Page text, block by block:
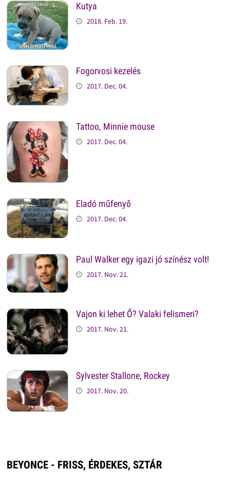
Kutya
2018. Feb. 19.
Fogorvosi kezelés
2017. Dec. 04.
Tattoo, Minnie mouse
2017. Dec. 04.
Eladó műfenyő
2017. Dec. 04.
Paul Walker egy igazi jó színész volt!
2017. Nov. 21.
Vajon ki lehet Ő? Valaki felismeri?
2017. Nov. 21.
Sylvester Stallone, Rockey
2017. Nov. 20.
BEYONCE - FRISS, ÉRDEKES, SZTÁR